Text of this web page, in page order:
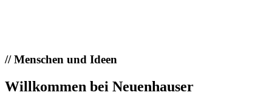
//Menschen und Ideen
Willkommen bei Neuenhauser